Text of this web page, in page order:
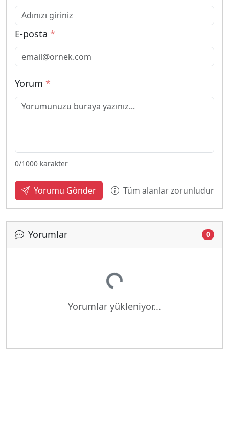
E-posta *
Yorum *
0/1000 karakter
Yorumu Gönder Tüm alanlar zorunludur
Yorumlar 0
Yükleniyor...
Yorumlar yükleniyor...